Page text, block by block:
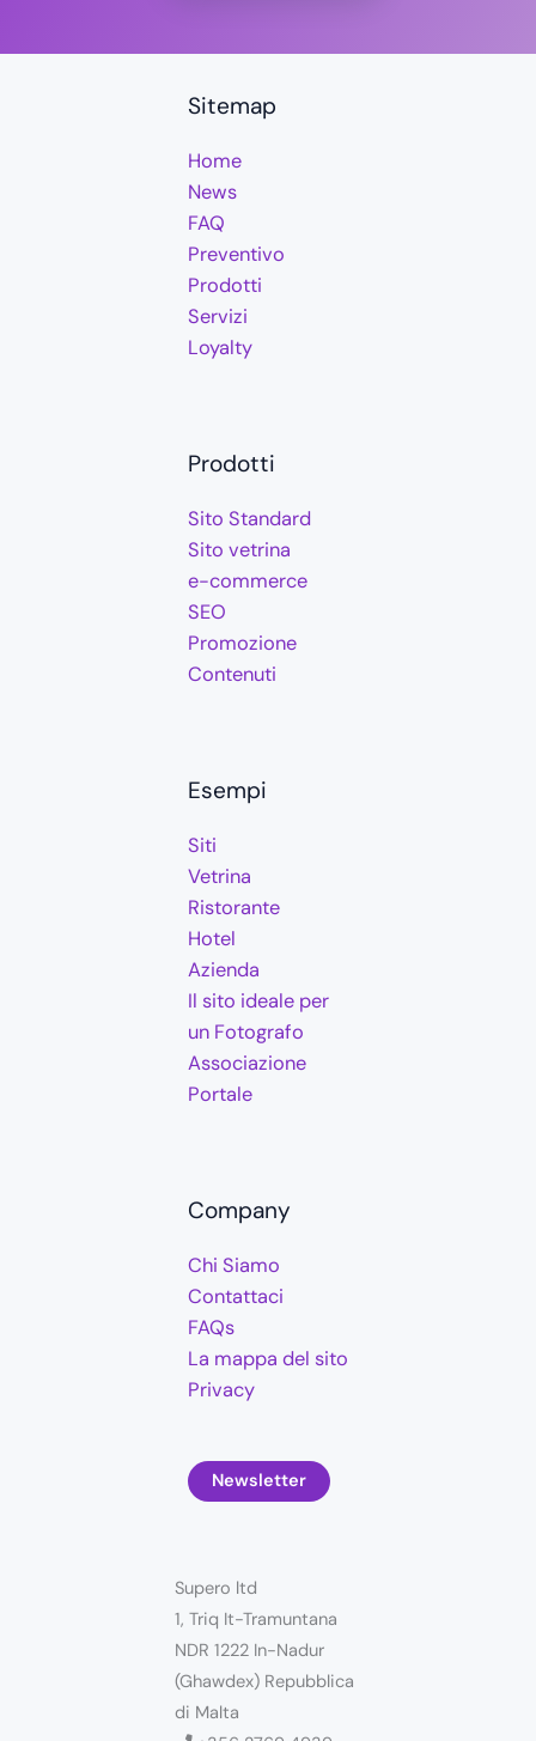
Sitemap
Home
News
FAQ
Preventivo
Prodotti
Servizi
Loyalty
Prodotti
Sito Standard
Sito vetrina
e-commerce
SEO
Promozione
Contenuti
Esempi
Siti
Vetrina
Ristorante
Hotel
Azienda
Il sito ideale per
un Fotografo
Associazione
Portale
Company
Chi Siamo
Contattaci
FAQs
La mappa del sito
Privacy
Newsletter
Supero ltd
1, Triq It-Tramuntana
NDR 1222 In-Nadur
(Ghawdex) Repubblica
di Malta